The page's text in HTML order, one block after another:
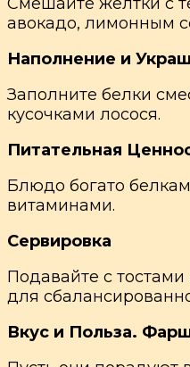
авокадо, лимонным
Наполнение и
Заполните белки
кусочками лосося.
Питательная
Блюдо богато
витаминами.
Сервировка
Подавайте с
для
Вкус и Польза.